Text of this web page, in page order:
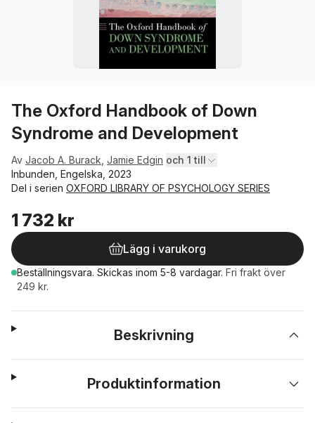
The Oxford Handbook of Down
Syndrome and Development
Av Jacob A. Burack Jamie Edgin och 1 till
Inbunden, Engelska, 2023
Del i serien OXFORD LIBRARY OF PSYCHOLOGY SERIES
1 732 kr
Lägg i varukorg
Beställningsvara. Skickas inom 5-8 vardagar. Fri frakt över
249 kr.
Beskrivning
Produktinformation